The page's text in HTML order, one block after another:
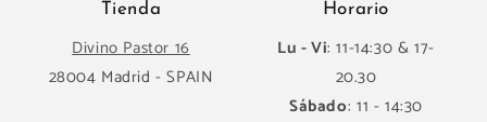
Tienda
Divino Pastor 16
28004 Madrid - SPAIN
Horario
Lu - Vi: 11-14:30 & 17-
20.30
Sábado: 11 - 14:30